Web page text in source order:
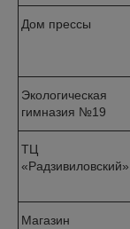
Дом прессы
Экологическая
гимназия №19
ТЦ
«Радзивиловский»
Магазин